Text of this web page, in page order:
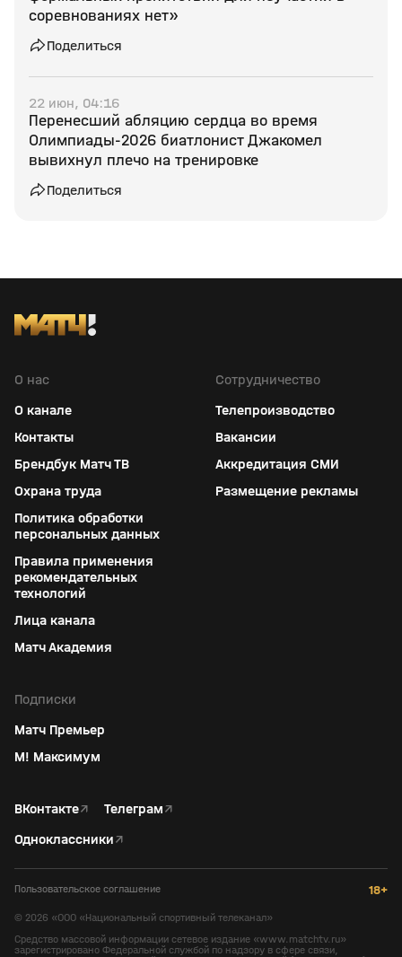
соревнованиях нет»
Поделиться
22 июн, 04:16
Перенесший абляцию сердца во время
Олимпиады‑2026 биатлонист Джакомел
вывихнул плечо на тренировке
Поделиться
О нас
О канале
Контакты
Брендбук Матч ТВ
Охрана труда
Политика обработки
персональных данных
Правила применения
рекомендательных
технологий
Лица канала
Матч Академия
Сотрудничество
Телепроизводство
Вакансии
Аккредитация СМИ
Размещение рекламы
Подписки
Матч Премьер
М! Максимум
ВКонтакте↗ Телеграм↗
Одноклассники↗
Пользовательское соглашение 18+
© 2026 «ООО «Национальный спортивный телеканал»
Средство массовой информации сетевое издание «www.matchtv.ru»
зарегистрировано Федеральной службой по надзору в сфере связи,